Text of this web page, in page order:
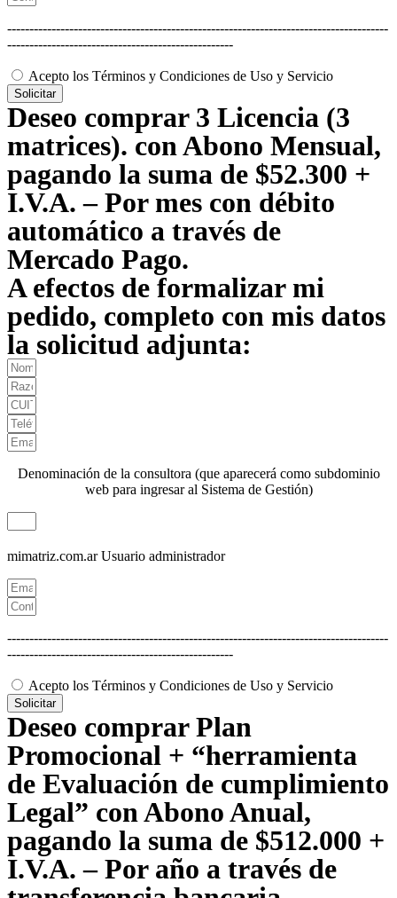
--------------------------------------------------------------------------------------
---------------------------------------------------
Acepto los Términos y Condiciones de Uso y Servicio
Solicitar
Deseo comprar 3 Licencia (3
matrices). con Abono Mensual,
pagando la suma de $52.300 +
I.V.A. – Por mes con débito
automático a través de
Mercado Pago.
A efectos de formalizar mi
pedido, completo con mis datos
la solicitud adjunta:
Denominación de la consultora (que aparecerá como subdominio
web para ingresar al Sistema de Gestión)
mimatriz.com.ar Usuario administrador
--------------------------------------------------------------------------------------
---------------------------------------------------
Acepto los Términos y Condiciones de Uso y Servicio
Solicitar
Deseo comprar Plan
Promocional + “herramienta
de Evaluación de cumplimiento
Legal” con Abono Anual,
pagando la suma de $512.000 +
I.V.A. – Por año a través de